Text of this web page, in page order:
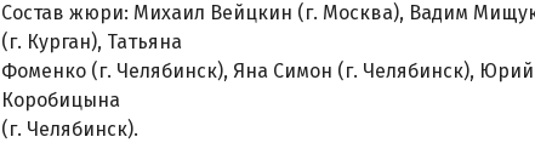
Состав жюри: Михаил Вейцкин (г. Москва), Вадим
(г. Курган), Татьяна
Фоменко (г. Челябинск), Яна Симон (г. Челябинск),
Коробицына
(г. Челябинск).